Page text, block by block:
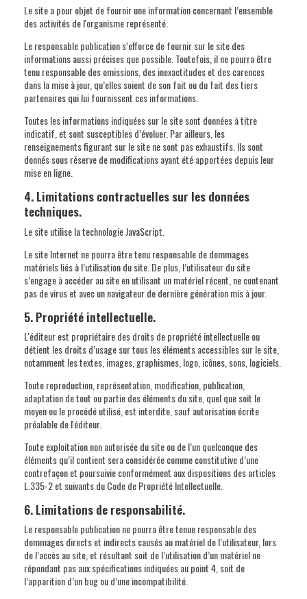
Le site a pour objet de fournir une information concernant l’ensemble
des activités de l'organisme représenté.
Le responsable publication s’efforce de fournir sur le site des
informations aussi précises que possible. Toutefois, il ne pourra être
tenu responsable des omissions, des inexactitudes et des carences
dans la mise à jour, qu’elles soient de son fait ou du fait des tiers
partenaires qui lui fournissent ces informations.
Toutes les informations indiquées sur le site sont données à titre
indicatif, et sont susceptibles d’évoluer. Par ailleurs, les
renseignements figurant sur le site ne sont pas exhaustifs. Ils sont
donnés sous réserve de modifications ayant été apportées depuis leur
mise en ligne.
4. Limitations contractuelles sur les données
techniques.
Le site utilise la technologie JavaScript.
Le site Internet ne pourra être tenu responsable de dommages
matériels liés à l’utilisation du site. De plus, l’utilisateur du site
s’engage à accéder au site en utilisant un matériel récent, ne contenant
pas de virus et avec un navigateur de dernière génération mis à jour.
5. Propriété intellectuelle.
L'éditeur est propriétaire des droits de propriété intellectuelle ou
détient les droits d’usage sur tous les éléments accessibles sur le site,
notamment les textes, images, graphismes, logo, icônes, sons, logiciels.
Toute reproduction, représentation, modification, publication,
adaptation de tout ou partie des éléments du site, quel que soit le
moyen ou le procédé utilisé, est interdite, sauf autorisation écrite
préalable de l'éditeur.
Toute exploitation non autorisée du site ou de l’un quelconque des
éléments qu’il contient sera considérée comme constitutive d’une
contrefaçon et poursuivie conformément aux dispositions des articles
L.335-2 et suivants du Code de Propriété Intellectuelle.
6. Limitations de responsabilité.
Le responsable publication ne pourra être tenue responsable des
dommages directs et indirects causés au matériel de l’utilisateur, lors
de l’accès au site, et résultant soit de l’utilisation d’un matériel ne
répondant pas aux spécifications indiquées au point 4, soit de
l’apparition d’un bug ou d’une incompatibilité.